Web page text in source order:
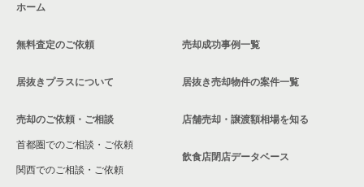
千葉県のカラオケ・パブ・スナックの居抜き売却物件の案件一
千葉県の洋食の居抜き売却物件の案件一覧
東葉勝田台駅の20坪以下の飲食店の居抜き売却物件の案件一覧
千葉県の20坪以下のカフェの居抜き売却物件の案件一覧
千葉県の現賃料20万円以下の飲食店の居抜き売却物件の案件一
一覧
ホーム
無料査定のご依頼
居抜きプラスについて
売却のご依頼・ご相談
首都圏でのご相談・ご依頼
関西でのご相談・ご依頼
売却成功事例一覧
居抜き売却物件の案件一覧
店舗売却・譲渡額相場を知る
飲食店閉店データベース